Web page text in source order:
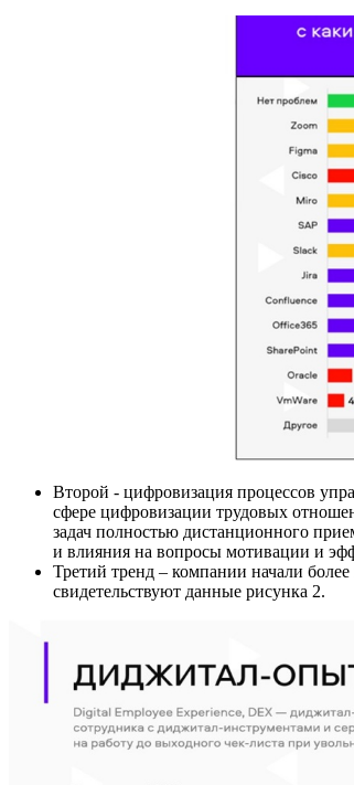
Второй - цифровизация процессов
сфере цифровизации трудовых
задач полностью дистанционного
и влияния на вопросы мотивации и
Третий тренд – компании начали
свидетельствуют данные рисунка 2.